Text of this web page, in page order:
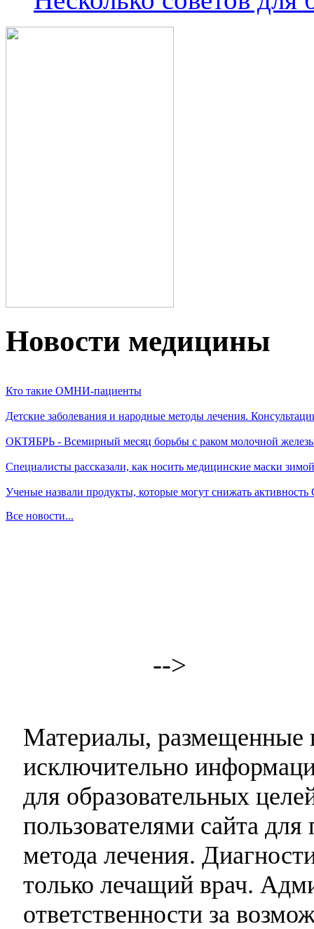
Новости медицины
Кто такие ОМНИ-пациенты
Детские заболевания и народные методы лечения.
ОКТЯБРЬ - Всемирный месяц борьбы с раком молочной
Специалисты рассказали, как носить медицинские маски зимой
Ученые назвали продукты, которые могут снижать
Все новости...
-->
Материалы, размещенные
исключительно
для образовательных
пользователями сайта
метода лечения.
только лечащий врач.
ответственности за